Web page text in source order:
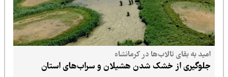
امید به بقای تالاب‌ها در کرمانشاه
جلوگیری از خشک شدن هشیلان و سراب‌های استان